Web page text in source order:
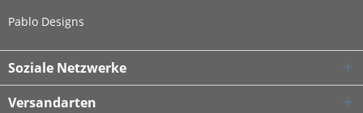
Pablo Designs
Soziale Netzwerke
Versandarten